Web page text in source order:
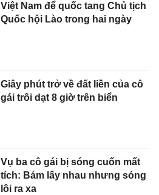
Việt Nam để quốc tang Chủ tịch
Quốc hội Lào trong hai ngày
Giây phút trở về đất liền của cô
gái trôi dạt 8 giờ trên biển
Vụ ba cô gái bị sóng cuốn mất
tích: Bám lấy nhau nhưng sóng
lôi ra xa